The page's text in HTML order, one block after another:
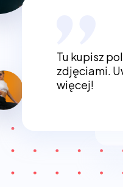
Tu kupisz
zdjęciami.
więcej!